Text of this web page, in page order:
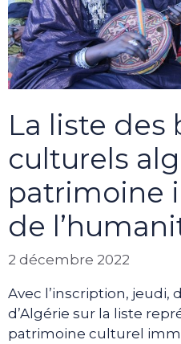
La liste des
culturels
patrimoine
de
2 décembre 2022
Avec l’inscription, jeudi,
d’Algérie sur la liste
patrimoine culturel